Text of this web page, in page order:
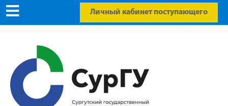
Личный кабинет поступающего